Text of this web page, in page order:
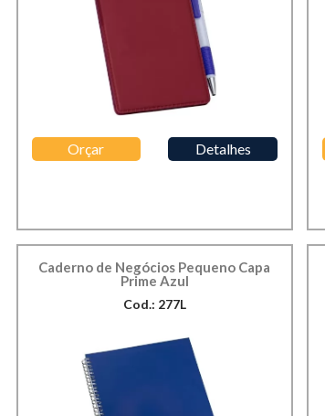
Orçar Detalhes
Caderno de Negócios Pequeno Capa
Prime Azul
Cod.: 277L